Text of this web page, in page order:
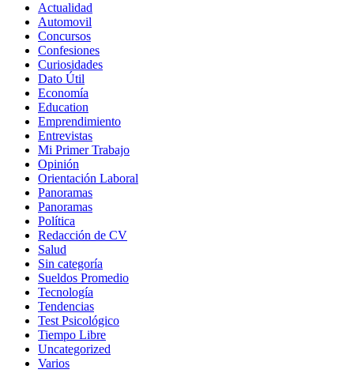
Actualidad
Automovil
Concursos
Confesiones
Curiosidades
Dato Útil
Economía
Education
Emprendimiento
Entrevistas
Mi Primer Trabajo
Opinión
Orientación Laboral
Panoramas
Panoramas
Política
Redacción de CV
Salud
Sin categoría
Sueldos Promedio
Tecnología
Tendencias
Test Psicológico
Tiempo Libre
Uncategorized
Varios